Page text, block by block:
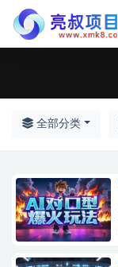
全部分类